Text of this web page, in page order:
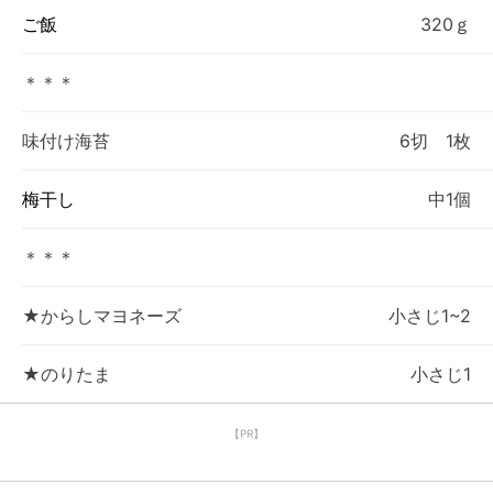
ご飯 320ｇ
＊＊＊
味付け海苔 6切 1枚
梅干し 中1個
＊＊＊
★からしマヨネーズ 小さじ1~2
★のりたま 小さじ1
【PR】